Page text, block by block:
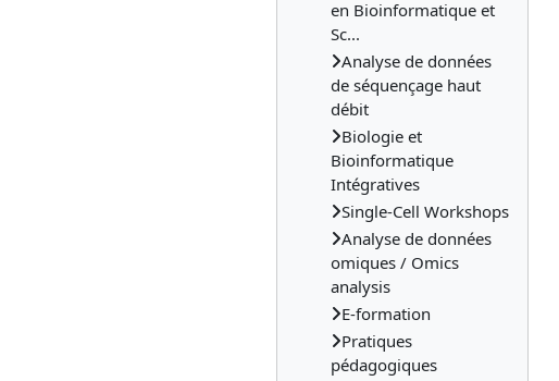
en Bioinformatique et
Sc...
Analyse de données
de séquençage haut
débit
Biologie et
Bioinformatique
Intégratives
Single-Cell Workshops
Analyse de données
omiques / Omics
analysis
E-formation
Pratiques
pédagogiques